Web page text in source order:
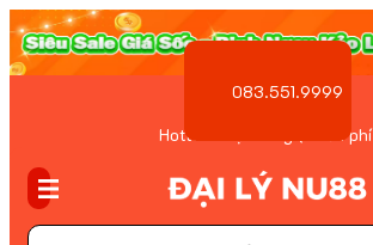
Hotline Đặt hàng ( Miễn phí
083.551.9999